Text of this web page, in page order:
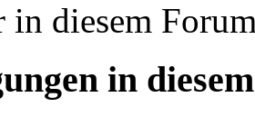
diesem
in